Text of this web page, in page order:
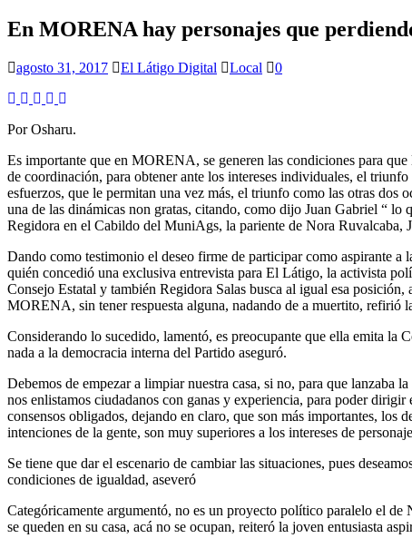
En MORENA hay personajes que
agosto 31, 2017 El Látigo Digital Local 0
Por Osharu.
Es importante que en MORENA, se generen las condiciones para
de coordinación, para obtener ante los intereses individuales, el
esfuerzos, que le permitan una vez más, el triunfo como las otras dos
una de las dinámicas non gratas, citando, como dijo Juan Gabriel “ lo
Regidora en el Cabildo del MuniAgs, la pariente de Nora Ruvalcaba,
Dando como testimonio el deseo firme de participar como aspirante
quién concedió una exclusiva entrevista para El Látigo, la activista
Consejo Estatal y también Regidora Salas busca al igual esa
MORENA, sin tener respuesta alguna, nadando de a muertito, refirió
Considerando lo sucedido, lamentó, es preocupante que ella emita la
nada a la democracia interna del Partido aseguró.
Debemos de empezar a limpiar nuestra casa, si no, para que lanzaba
nos enlistamos ciudadanos con ganas y experiencia, para poder
consensos obligados, dejando en claro, que son más importantes, los
intenciones de la gente, son muy superiores a los intereses de
Se tiene que dar el escenario de cambiar las situaciones, pues
condiciones de igualdad, aseveró
Categóricamente argumentó, no es un proyecto político paralelo el de
se queden en su casa, acá no se ocupan, reiteró la joven entusiasta